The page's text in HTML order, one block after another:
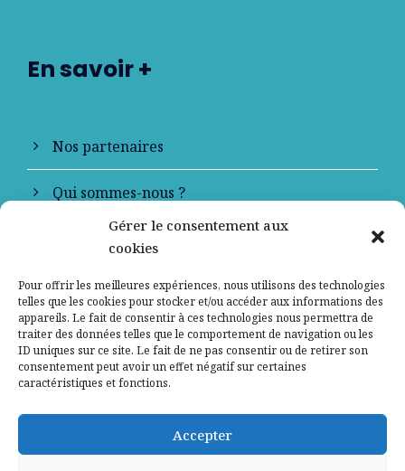
Gérer le consentement aux
cookies
Pour offrir les meilleures expériences, nous utilisons des technologies
telles que les cookies pour stocker et/ou accéder aux informations des
appareils. Le fait de consentir à ces technologies nous permettra de
traiter des données telles que le comportement de navigation ou les
ID uniques sur ce site. Le fait de ne pas consentir ou de retirer son
consentement peut avoir un effet négatif sur certaines
caractéristiques et fonctions.
Accepter
En savoir +
Nos partenaires
Qui sommes-nous ?
Contactez-nous
Mentions légales
Politique de confidentialité